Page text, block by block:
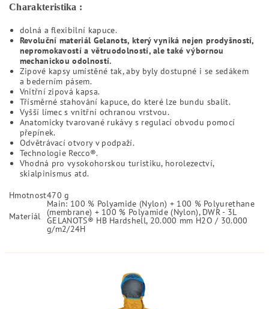
Charakteristika :
dolná a flexibilní kapuce.
Revoluční materiál Gelanots, který vyniká nejen prodyšností,
nepromokavostí a větruodolností, ale také výbornou
mechanickou odolností.
Zipové kapsy umístěné tak, aby byly dostupné i se sedákem
a bederním pásem.
Vnitřní zipová kapsa.
Třísměrné stahování kapuce, do které lze bundu sbalit.
Vyšší límec s vnitřní ochranou vrstvou.
Anatomicky tvarované rukávy s regulací obvodu pomocí
přepínek.
Odvětrávací otvory v podpaží.
Technologie Recco®.
Vhodná pro vysokohorskou turistiku, horolezectví,
skialpinismus atd.
Hmotnost470 g
Materiál
Main: 100 % Polyamide (Nylon) + 100 % Polyurethane
(membrane) + 100 % Polyamide (Nylon), DWR - 3L
GELANOTS® HB Hardshell, 20.000 mm H2O / 30.000
g/m2/24H